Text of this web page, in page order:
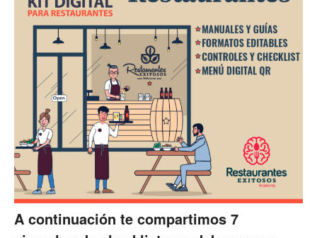
A continuación te compartimos 7